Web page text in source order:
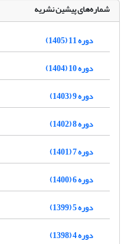
شماره‌های پیشین نشریه
دوره 11 (1405)
دوره 10 (1404)
دوره 9 (1403)
دوره 8 (1402)
دوره 7 (1401)
دوره 6 (1400)
دوره 5 (1399)
دوره 4 (1398)